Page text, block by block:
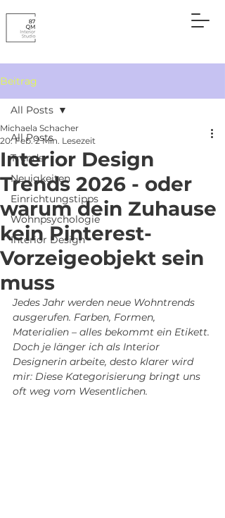
Beitrag
All Posts
Trends
Neuigkeiten
Einrichtungstipps
Wohnpsychologie
Interior Design
All Posts
Interior Design
Trends 2026 - oder
warum dein Zuhause
kein Pinterest-
Vorzeigeobjekt sein
muss
Michaela Schacher
20. Feb. 2 Min. Lesezeit
Jedes Jahr werden neue Wohntrends
ausgerufen. Farben, Formen,
Materialien – alles bekommt ein Etikett.
Doch je länger ich als Interior
Designerin arbeite, desto klarer wird
mir: Diese Kategorisierung bringt uns
oft weg vom Wesentlichen.